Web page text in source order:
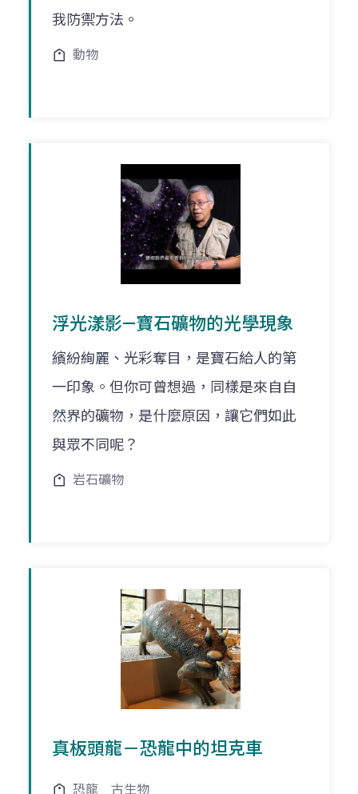
我防禦方法。
動物
浮光漾影—寶石礦物的光學現象
繽紛絢麗、光彩奪目，是寶石給人的第
一印象。但你可曾想過，同樣是來自自
然界的礦物，是什麼原因，讓它們如此
與眾不同呢？
岩石礦物
真板頭龍－恐龍中的坦克車
恐龍 古生物